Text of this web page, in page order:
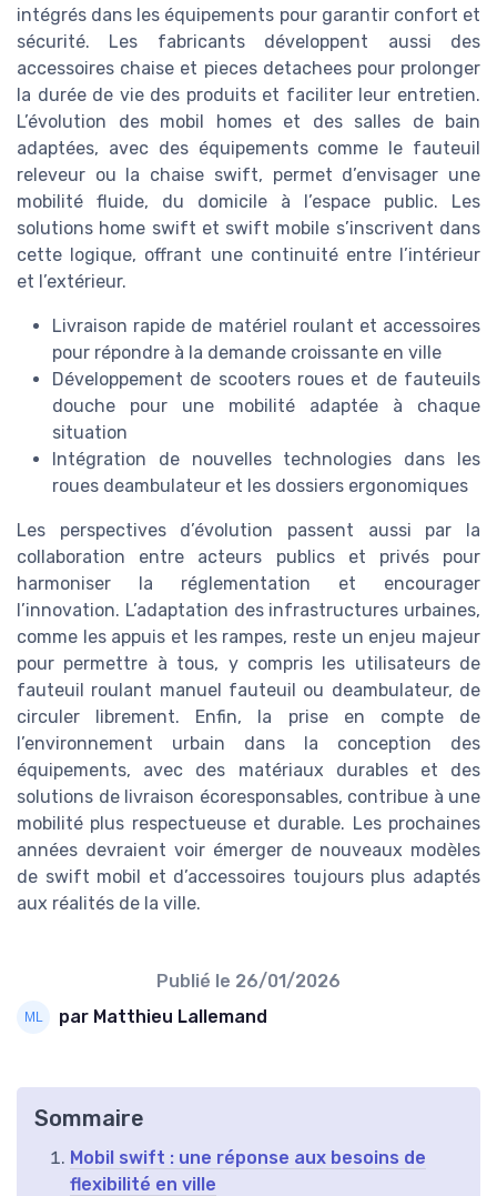
intégrés dans les équipements pour garantir confort et
sécurité. Les fabricants développent aussi des
accessoires chaise et pieces detachees pour prolonger
la durée de vie des produits et faciliter leur entretien.
L’évolution des mobil homes et des salles de bain
adaptées, avec des équipements comme le fauteuil
releveur ou la chaise swift, permet d’envisager une
mobilité fluide, du domicile à l’espace public. Les
solutions home swift et swift mobile s’inscrivent dans
cette logique, offrant une continuité entre l’intérieur
et l’extérieur.
Livraison rapide de matériel roulant et accessoires
pour répondre à la demande croissante en ville
Développement de scooters roues et de fauteuils
douche pour une mobilité adaptée à chaque
situation
Intégration de nouvelles technologies dans les
roues deambulateur et les dossiers ergonomiques
Les perspectives d’évolution passent aussi par la
collaboration entre acteurs publics et privés pour
harmoniser la réglementation et encourager
l’innovation. L’adaptation des infrastructures urbaines,
comme les appuis et les rampes, reste un enjeu majeur
pour permettre à tous, y compris les utilisateurs de
fauteuil roulant manuel fauteuil ou deambulateur, de
circuler librement. Enfin, la prise en compte de
l’environnement urbain dans la conception des
équipements, avec des matériaux durables et des
solutions de livraison écoresponsables, contribue à une
mobilité plus respectueuse et durable. Les prochaines
années devraient voir émerger de nouveaux modèles
de swift mobil et d’accessoires toujours plus adaptés
aux réalités de la ville.
Publié le 26/01/2026
par Matthieu Lallemand
Sommaire
Mobil swift : une réponse aux besoins de
flexibilité en ville